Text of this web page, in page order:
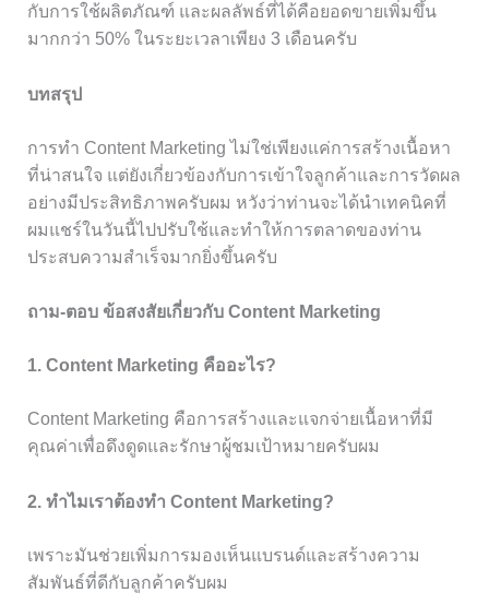
กับการใช้ผลิตภัณฑ์ และผลลัพธ์ที่ได้คือยอดขายเพิ่มขึ้น
มากกว่า 50% ในระยะเวลาเพียง 3 เดือนครับ
บทสรุป
การทำ Content Marketing ไม่ใช่เพียงแค่การสร้างเนื้อหา
ที่น่าสนใจ แต่ยังเกี่ยวข้องกับการเข้าใจลูกค้าและการวัดผล
อย่างมีประสิทธิภาพครับผม หวังว่าท่านจะได้นำเทคนิคที่
ผมแชร์ในวันนี้ไปปรับใช้และทำให้การตลาดของท่าน
ประสบความสำเร็จมากยิ่งขึ้นครับ
ถาม-ตอบ ข้อสงสัยเกี่ยวกับ Content Marketing
1. Content Marketing คืออะไร?
Content Marketing คือการสร้างและแจกจ่ายเนื้อหาที่มี
คุณค่าเพื่อดึงดูดและรักษาผู้ชมเป้าหมายครับผม
2. ทำไมเราต้องทำ Content Marketing?
เพราะมันช่วยเพิ่มการมองเห็นแบรนด์และสร้างความ
สัมพันธ์ที่ดีกับลูกค้าครับผม